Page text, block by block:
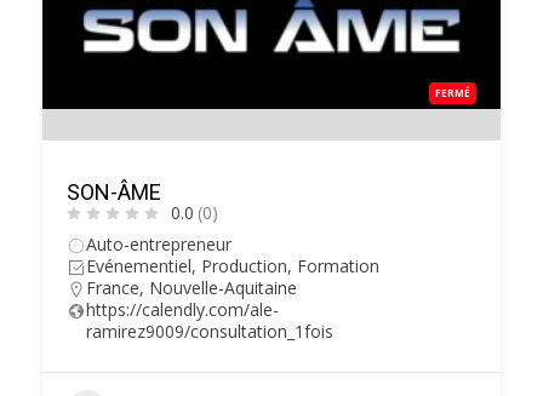
FERMÉ
SON-ÂME
0.0 (0)
Auto-entrepreneur
Evénementiel, Production, Formation
France, Nouvelle-Aquitaine
https://calendly.com/ale-
ramirez9009/consultation_1fois